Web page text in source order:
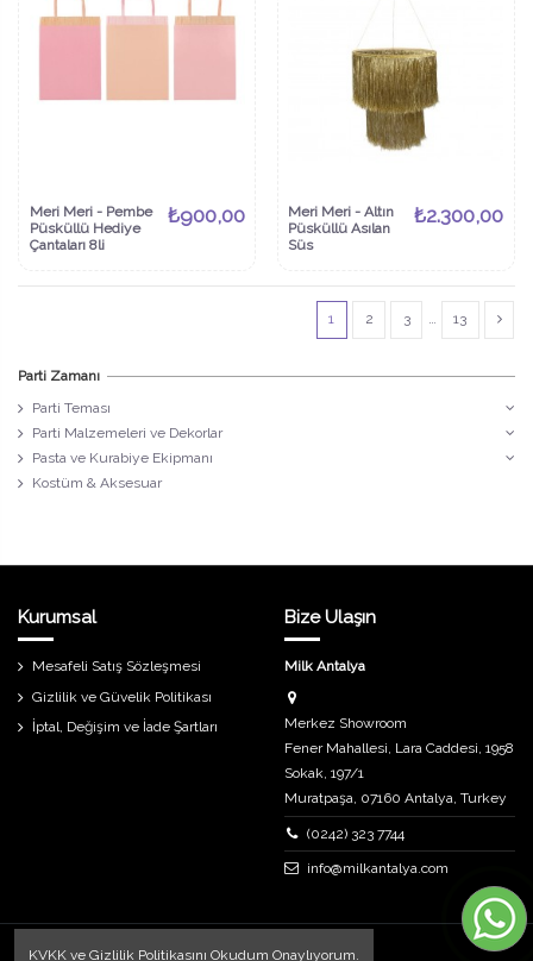
Meri Meri - Pembe
Püsküllü Hediye
Çantaları 8li
₺900,00
Meri Meri - Altın
Püsküllü Asılan
Süs
₺2.300,00
1 2 3 … 13
Parti Zamanı
Parti Teması
Parti Malzemeleri ve Dekorlar
Pasta ve Kurabiye Ekipmanı
Kostüm & Aksesuar
Kurumsal
Mesafeli Satış Sözleşmesi
Gizlilik ve Güvelik Politikası
İptal, Değişim ve İade Şartları
Bize Ulaşın
Milk Antalya
Merkez Showroom
Fener Mahallesi, Lara Caddesi, 1958
Sokak, 197/1
Muratpaşa, 07160 Antalya, Turkey
(0242) 323 7744
info@milkantalya.com
KVKK ve Gizlilik Politikasını Okudum Onaylıyorum.